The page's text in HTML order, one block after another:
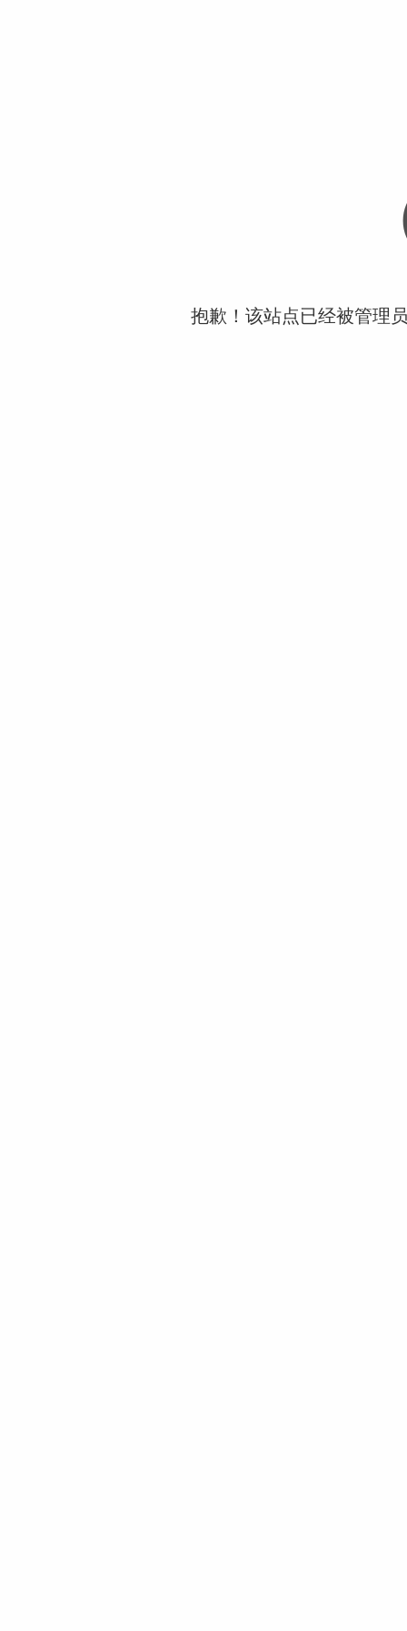
抱歉！该站点已经被管理